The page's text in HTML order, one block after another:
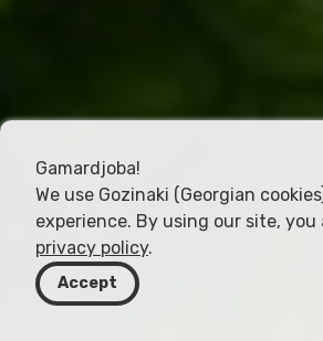
Gamardjoba!
We use Gozinaki (Georgian
experience. By using our site, you
privacy policy.
Accept